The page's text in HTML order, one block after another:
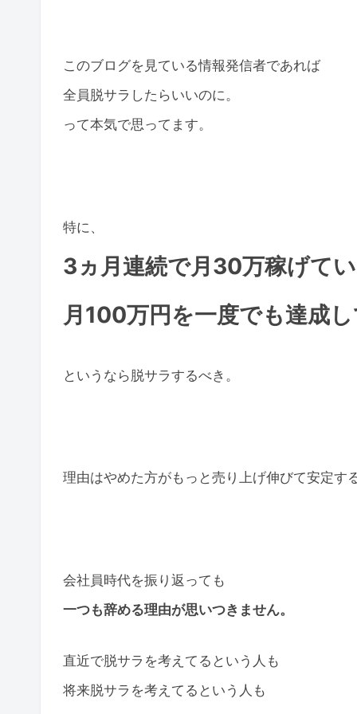
このブログを見ている情報発信者であれば
全員脱サラしたらいいのに。
って本気で思ってます。
特に、
3ヵ月連続で月30万稼げて
月100万円を一度でも達成
というなら脱サラするべき。
理由はやめた方がもっと売り上げ伸びて安定す
会社員時代を振り返っても
一つも辞める理由が思いつきません。
直近で脱サラを考えてるという人も
将来脱サラを考えてるという人も